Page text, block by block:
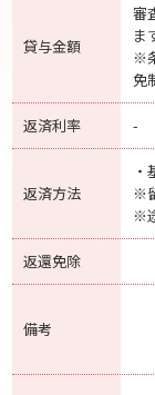
貸与金額
審
ま
※
免
返済利率 -
返済方法
※
※
返還免除
備考